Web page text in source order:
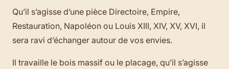
Qu’il s’agisse d’une pièce Directoire, Empire,
Restauration, Napoléon ou Louis XIII, XIV, XV, XVI, il
sera ravi d’échanger autour de vos envies.
Il travaille le bois massif ou le placage, qu’il s’agisse